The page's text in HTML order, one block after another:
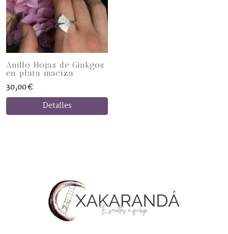
Anillo Hojas de Ginkgos
en plata maciza
30,00 €
Detalles